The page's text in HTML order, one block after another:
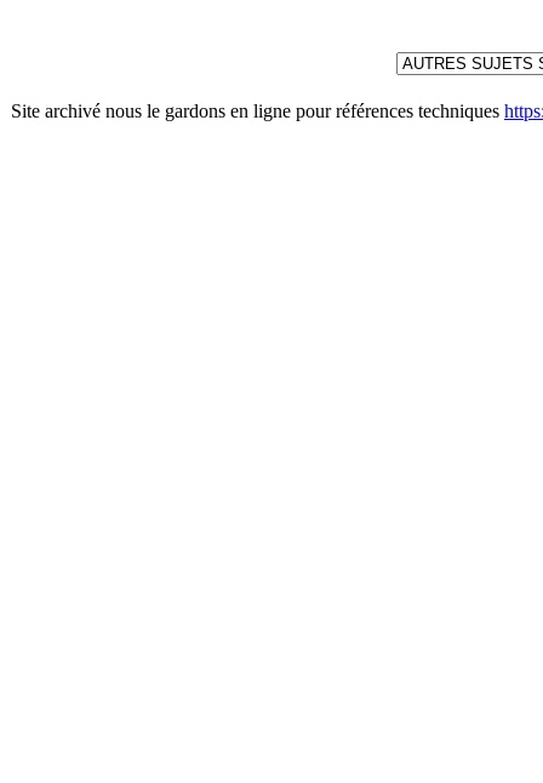
Site archivé nous le gardons en ligne pour références techniques